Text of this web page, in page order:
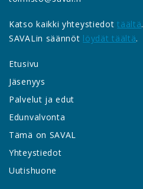
Katso kaikki yhteystiedottäältä.
SAVALin säännöt löydät täältä.
Etusivu
Jäsenyys
Palvelut ja edut
Edunvalvonta
Tämä on SAVAL
Yhteystiedot
Uutishuone